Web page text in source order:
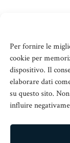
Per fornire le
cookie per
dispositivo. Il
elaborare dati
su questo sito.
influire
© 2016